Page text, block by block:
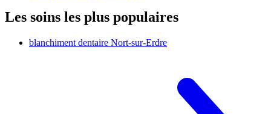
Les soins les plus populaires
blanchiment dentaire Nort-sur-Erdre